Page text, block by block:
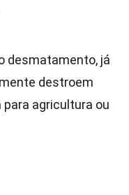
desmatamento, já
destroem
agricultura ou